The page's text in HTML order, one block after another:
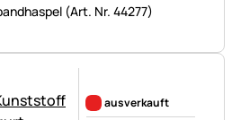
(Art. Nr. 44277)
ausverkauft